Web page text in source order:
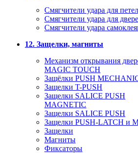
Смягчители удара для
Смягчители удара для
Cмягчители удара
12. Защелки, магниты
Механизм открывания
MAGIC TOUCH
Защёлки PUSH
Защелки T-PUSH
Защелки SALICE PUSH
MAGNETIC
Защелки SALICE PUSH
Защелки PUSH-LATCH и
Защелки
Магниты
Фиксаторы